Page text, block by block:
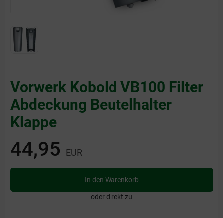
Vorwerk Kobold VB100 Filter
Abdeckung Beutelhalter
Klappe
44,95 EUR
In den Warenkorb
oder direkt zu